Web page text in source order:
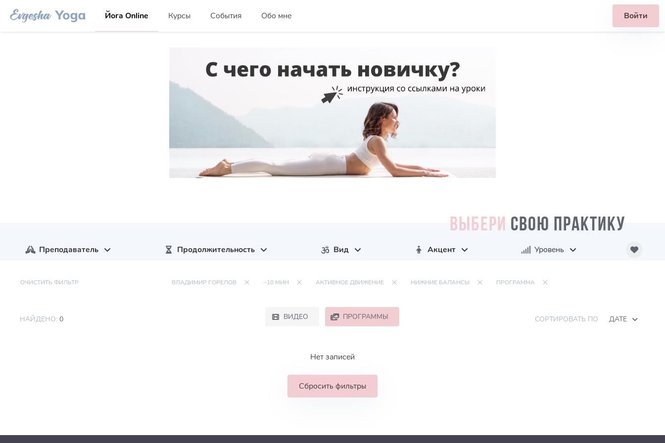
Йога Online Курсы События Обо мне Войти
ВЫБЕРИ СВОЮ ПРАКТИКУ
Преподаватель Продолжительность Вид Акцент Уровень
ОЧИСТИТЬ ФИЛЬТР ВЛАДИМИР ГОРЕЛОВ ~10 МИН АКТИВНОЕ ДВИЖЕНИЕ НИЖНИЕ БАЛАНСЫ ПРОГРАММА
НАЙДЕНО: 0 ВИДЕО ПРОГРАММЫ СОРТИРОВАТЬ ПО ДАТЕ
Нет записей
Сбросить фильтры